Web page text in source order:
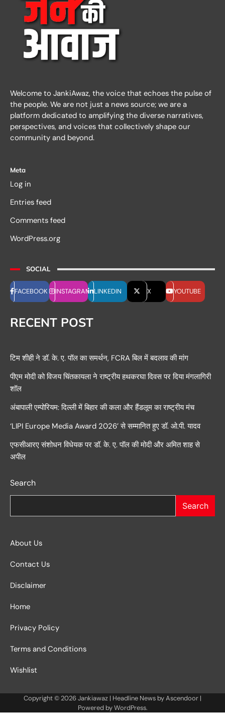
Welcome to JankiAwaz, the voice that echoes the pulse of
the people. We are not just a news source; we are a
platform dedicated to amplifying the diverse narratives,
perspectives, and voices that collectively shape our
community and beyond.
Meta
Log in
Entries feed
Comments feed
WordPress.org
SOCIAL
FACEBOOK INSTAGRAM LINKEDIN X YOUTUBE
RECENT POST
टिम शीही ने डॉ. के. ए. पॉल का समर्थन, FCRA बिल में बदलाव की मांग
पीएम मोदी को विजय चिंतकायला ने राष्ट्रीय हथकरघा दिवस पर दिया मंगलागिरी
शॉल
अंबापाली एम्पोरियम: दिल्ली में बिहार की कला और हैंडलूम का राष्ट्रीय मंच
‘LIPI Europe Media Award 2026’ से सम्मानित हुए डॉ. ओ.पी. यादव
एफसीआरए संशोधन विधेयक पर डॉ. के. ए. पॉल की मोदी और अमित शाह से
अपील
Search
Search
About Us
Contact Us
Disclaimer
Home
Privacy Policy
Terms and Conditions
Wishlist
Copyright © 2026Jankiawaz | Headline News byAscendoor |
Powered byWordPress.